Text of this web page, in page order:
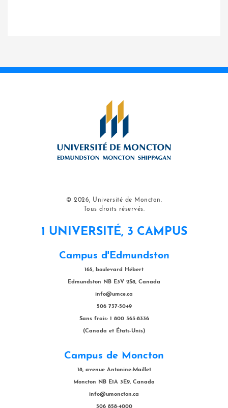
© 2026, Université de Moncton.
Tous droits réservés.
1 UNIVERSITÉ, 3 CAMPUS
Campus d'Edmundston
165, boulevard Hébert
Edmundston NB E3V 2S8, Canada
info@umce.ca
506 737-5049
Sans frais: 1 800 363-8336
(Canada et États-Unis)
Campus de Moncton
18, avenue Antonine-Maillet
Moncton NB E1A 3E9, Canada
info@umoncton.ca
506 858-4000